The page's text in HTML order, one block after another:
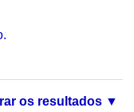
os resultados